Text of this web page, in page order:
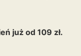
już od 109 zł.